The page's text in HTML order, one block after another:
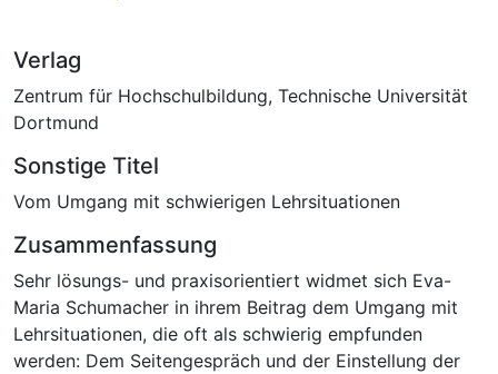
Verlag
Zentrum für Hochschulbildung, Technische Universität
Dortmund
Sonstige Titel
Vom Umgang mit schwierigen Lehrsituationen
Zusammenfassung
Sehr lösungs- und praxisorientiert widmet sich Eva-
Maria Schumacher in ihrem Beitrag dem Umgang mit
Lehrsituationen, die oft als schwierig empfunden
werden: Dem Seitengespräch und der Einstellung der